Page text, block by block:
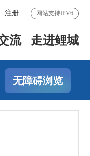
注册 网站支持IPV6
流 走进鲤城
无障碍浏览